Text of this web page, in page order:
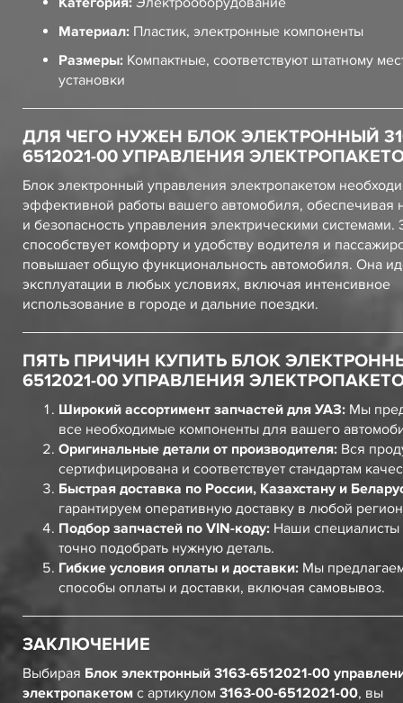
Материал: Пластик, электронные компоненты
Размеры: Компактные, соответствуют штатному
установки
ДЛЯ ЧЕГО НУЖЕН БЛОК ЭЛЕКТРОННЫЙ
6512021-00 УПРАВЛЕНИЯ
Блок электронный управления электропакетом
эффективной работы вашего автомобиля, обеспечивая
и безопасность управления электрическими системами.
способствует комфорту и удобству водителя и
повышает общую функциональность автомобиля. Она
эксплуатации в любых условиях, включая интенсивное
использование в городе и дальние поездки.
ПЯТЬ ПРИЧИН КУПИТЬ БЛОК
6512021-00 УПРАВЛЕНИЯ
Широкий ассортимент запчастей для УАЗ: Мы
все необходимые компоненты для вашего
Оригинальные детали от производителя: Вся
сертифицирована и соответствует стандартам
Быстрая доставка по России, Казахстану и
гарантируем оперативную доставку в любой
Подбор запчастей по VIN-коду: Наши специалисты
точно подобрать нужную деталь.
Гибкие условия оплаты и доставки: Мы
способы оплаты и доставки, включая самовывоз.
ЗАКЛЮЧЕНИЕ
Выбирая Блок электронный 3163-6512021-00
электропакетом с артикулом 3163-00-6512021-00, вы